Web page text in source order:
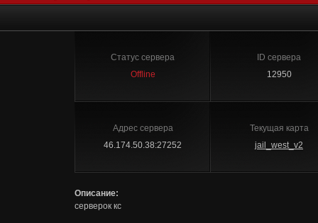
Статус сервера
Offline
ID сервера
12950
Адрес сервера
46.174.50.38:27252
Текущая карта
jail_west_v2
Описание:
серверок кс